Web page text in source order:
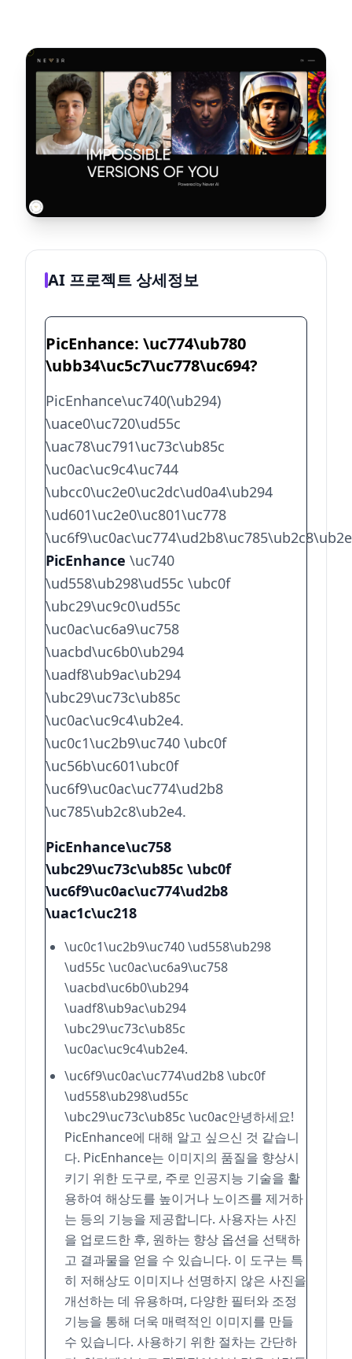
AI 프로젝트 상세정보
PicEnhance: \uc774\ub780
\ubb34\uc5c7\uc778\uc694?
PicEnhance\uc740(\ub294)
\uace0\uc720\ud55c
\uac78\uc791\uc73c\ub85c
\uc0ac\uc9c4\uc744
\ubcc0\uc2e0\uc2dc\ud0a4\ub294
\ud601\uc2e0\uc801\uc778
PicEnhance \uc740
\ud558\ub298\ud55c \ubc0f
\ubc29\uc9c0\ud55c
\uc0ac\uc6a9\uc758
\uacbd\uc6b0\ub294
\uadf8\ub9ac\ub294
\ubc29\uc73c\ub85c
\uc0ac\uc9c4\ub2e4.
\uc0c1\uc2b9\uc740 \ubc0f
\uc56b\uc601\ubc0f
\uc6f9\uc0ac\uc774\ud2b8
\uc785\ub2c8\ub2e4.
PicEnhance\uc758
\ubc29\uc73c\ub85c \ubc0f
\uc6f9\uc0ac\uc774\ud2b8
\uac1c\uc218
\uc0c1\uc2b9\uc740 \ud558\ub298
\ud55c \uc0ac\uc6a9\uc758
\uacbd\uc6b0\ub294
\uadf8\ub9ac\ub294
\ubc29\uc73c\ub85c
\uc0ac\uc9c4\ub2e4.
\uc6f9\uc0ac\uc774\ud2b8 \ubc0f
\ud558\ub298\ud55c
\ubc29\uc73c\ub85c \uc0ac안녕하세요!
PicEnhance에 대해 알고 싶으신 것 같습니
다. PicEnhance는 이미지의 품질을 향상시
키기 위한 도구로, 주로 인공지능 기술을 활
용하여 해상도를 높이거나 노이즈를 제거하
는 등의 기능을 제공합니다. 사용자는 사진
을 업로드한 후, 원하는 향상 옵션을 선택하
고 결과물을 얻을 수 있습니다. 이 도구는 특
히 저해상도 이미지나 선명하지 않은 사진을
개선하는 데 유용하며, 다양한 필터와 조정
기능을 통해 더욱 매력적인 이미지를 만들
수 있습니다. 사용하기 위한 절차는 간단하